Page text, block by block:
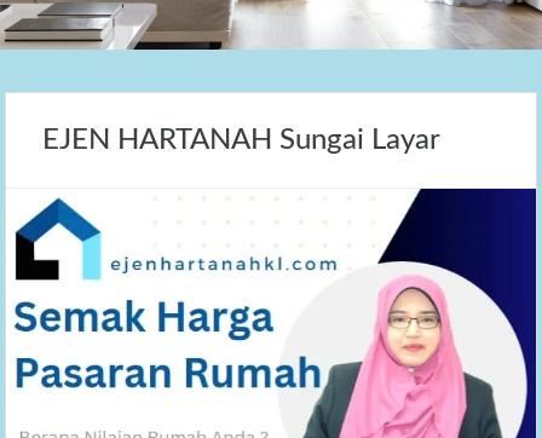
EJEN HARTANAH Sungai Layar